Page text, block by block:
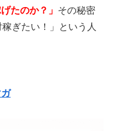
たのか？」 その秘密
ぎたい！」という人